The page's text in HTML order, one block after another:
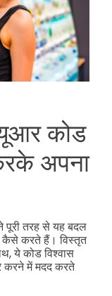
कोड
अपना
पूरी तरह से यह बदल
कैसे करते हैं। विस्तृत
ये कोड विश्वास
करने में मदद करते